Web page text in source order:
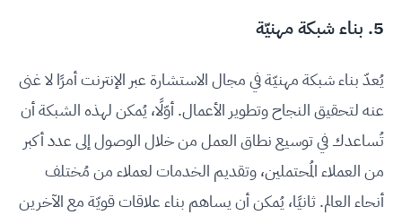
5. بناء شبكة مهنيّة
يُعدّ بناء شبكة مهنيّة في مجال الاستشارة عبر الإنترنت أمرًا لا غنى
عنه لتحقيق النجاح وتطوير الأعمال. أوّلًا، يُمكن لهذه الشبكة أن
تُساعدك في توسيع نطاق العمل من خلال الوصول إلى عدد أكبر
من العملاء المُحتملين، وتقديم الخدمات لعملاء من مُختلف
أنحاء العالم. ثانيًا، يُمكن أن يساهم بناء علاقات قويّة مع الآخرين